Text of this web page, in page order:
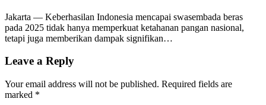
Jakarta — Keberhasilan Indonesia mencapai swasembada beras
pada 2025 tidak hanya memperkuat ketahanan pangan nasional,
tetapi juga memberikan dampak signifikan…
Leave a Reply
Your email address will not be published. Required fields are
marked *